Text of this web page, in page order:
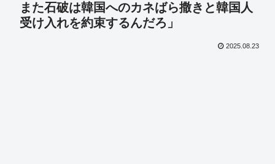
また石破は韓国へのカネばら撒きと韓国人
受け入れを約束するんだろ」
2025.08.23